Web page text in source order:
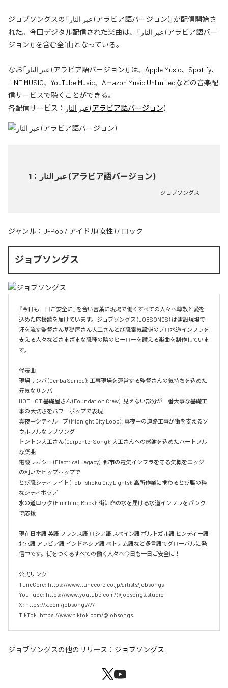
ジョブソングスの「عبر النار (アラビア語バージョン)」が配信開始さ
れた。今回デジタル配信された楽曲は、「عبر النار (アラビア語バー
ジョン)」を含む全1曲となっている。
なお「 عبر النار (アラビア語バージョン)」は、 Apple Music、 Spotify、
LINE MUSIC、 YouTube Music、 Amazon Music Unlimitedなどの音楽配
信サービスで聴くことができる。
各配信サービス：
عبر النار (アラビア語バージョン)
1 ： عبر النار (アラビア語バージョン)
ジョブソングス
ジャンル： J-Pop / アイドル(女性) / ロック
ジョブソングス
『今日も一日ご安全に』を合い言葉に現場で働くすべての人々へ尊敬と愛を
込めた応援歌を届けています。ジョブソングス（JOBSONGS）は建設現場で
汗を流す監督さん基礎屋さん大工さんとび職電気設備のプロ水道インフラを
支える人々などさまざまな職種の陰のヒーローを讃える楽曲を制作していま
す。
代表曲
現場サンバ (Genba Samba): 工事現場を運営する監督さんの気持ちを込めた
元気なサンバ
HOT HOT 基礎屋さん (Foundation Crew): 見えない部分が一番大事な基礎工
事の大切さをパワーポップで表現
真夜中シティループ (Midnight City Loop): 真夜中の道路工事が街を支えるソ
ウルフルなラブソング
トントン大工さん (Carpenter Song): 大工さんへの感謝を込めたハートフル
な楽曲
電設レガシー (Electrical Legacy): 都市の電気インフラを守る気概をエッジ
の利いたヒップホップで
とび職シティライト (Tobi-shoku City Lights): 高所作業に携わるとび職の粋
なシティポップ
水の道ロック (Plumbing Rock): 街に命の水を届ける水道インフラをパンク
で応援
現在日本語 英語 フランス語 ロシア語 スペイン語 ポルトガル語 ヒンディー語
北京語 アラビア語 インドネシア語 ベトナム語など多言語でグローバルに発
信中です。街をつくるすべての働く人々へ今日も一日ご安全に！
公式リンク
TuneCore: https://www.tunecore.co.jp/artists/jobsongs
YouTube: https://www.youtube.com/@jobsongs.studio
X: https://x.com/jobsongs777
TikTok: https://www.tiktok.com/@jobsongs
ジョブソングスの他のリリース： ジョブソングス